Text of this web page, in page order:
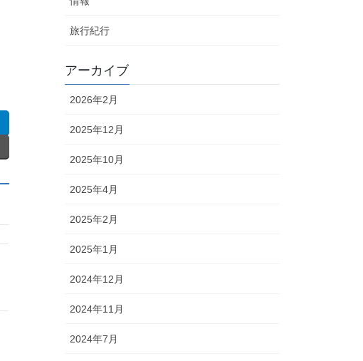
旅行紀行
アーカイブ
2026年2月
2025年12月
2025年10月
2025年4月
2025年2月
2025年1月
2024年12月
2024年11月
2024年7月